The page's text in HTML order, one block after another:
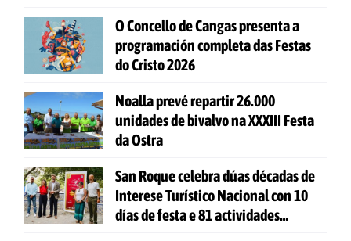
O Concello de Cangas presenta a
programación completa das Festas
do Cristo 2026
Noalla prevé repartir 26.000
unidades de bivalvo na XXXIII Festa
da Ostra
San Roque celebra dúas décadas de
Interese Turístico Nacional con 10
días de festa e 81 actividades